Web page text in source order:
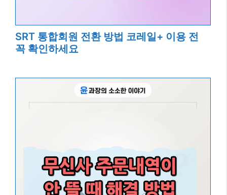
SRT 통합회원 전환 방법 코레일+ 이용 전
꼭 확인하세요